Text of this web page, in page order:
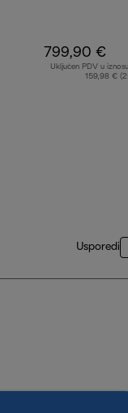
799,90 €
Uključen PDV u
159,98 €
Usporedi